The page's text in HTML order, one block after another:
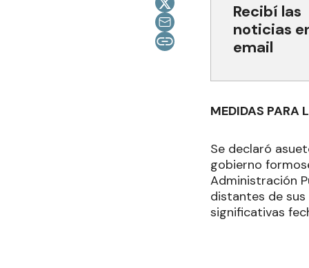
Recibí las
noticias
email
MEDIDAS PARA
Se declaró
gobierno
Administración
distantes de
significativas